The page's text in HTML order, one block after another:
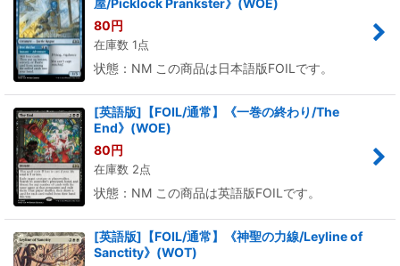
並び順:
絞り込む
屋/Picklock Prankster》(WOE)
80円
在庫数 1点
状態：NM この商品は日本語版FOILです。
[英語版]【FOIL/通常】《一巻の終わり/The
End》(WOE)
80円
在庫数 2点
状態：NM この商品は英語版FOILです。
[英語版]【FOIL/通常】《神聖の力線/Leyline of
Sanctity》(WOT)